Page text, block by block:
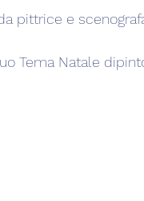
pittrice e
Tema Natale